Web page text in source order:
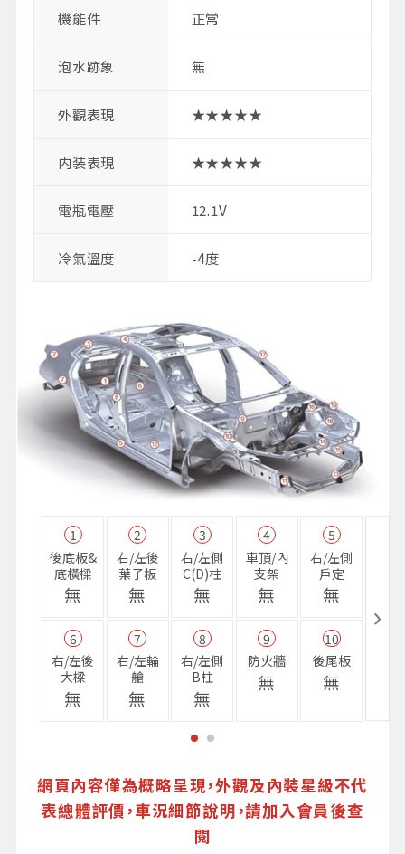
機能件 正常
泡水跡象 無
外觀表現 ★★★★★
内装表現 ★★★★★
電瓶電壓 12.1V
冷氣溫度 -4度
1
後底板&
底橫樑
無
2
右/左後
葉子板
無
3
右/左側
C(D)柱
無
4
車頂/內
支架
無
5
右/左側
戶定
無
6
右/左後
大樑
無
7
右/左輪
艙
無
8
右/左側
B柱
無
9
防火牆
無
10
後尾板
無
網頁內容僅為概略呈現，外觀及內裝星級不代
表總體評價，車況細節說明，請加入會員後查
閱